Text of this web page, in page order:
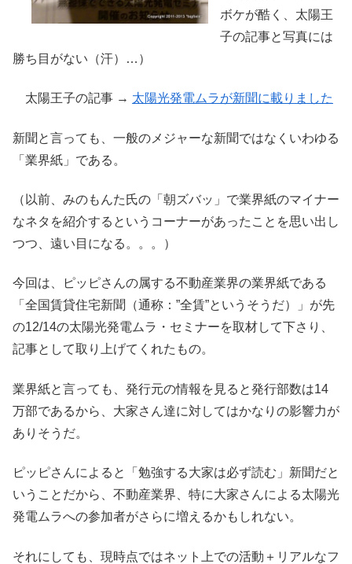
ボケが酷く、太陽王
子の記事と写真には
勝ち目がない（汗）…）
太陽王子の記事 → 太陽光発電ムラが新聞に載りました
新聞と言っても、一般のメジャーな新聞ではなくいわゆる
「業界紙」である。
（以前、みのもんた氏の「朝ズバッ」で業界紙のマイナー
なネタを紹介するというコーナーがあったことを思い出し
つつ、遠い目になる。。。）
今回は、ピッピさんの属する不動産業界の業界紙である
「全国賃貸住宅新聞（通称：”全賃”というそうだ）」が先
の12/14の太陽光発電ムラ・セミナーを取材して下さり、
記事として取り上げてくれたもの。
業界紙と言っても、発行元の情報を見ると発行部数は14
万部であるから、大家さん達に対してはかなりの影響力が
ありそうだ。
ピッピさんによると「勉強する大家は必ず読む」新聞だと
いうことだから、不動産業界、特に大家さんによる太陽光
発電ムラへの参加者がさらに増えるかもしれない。
それにしても、現時点ではネット上での活動＋リアルなフ